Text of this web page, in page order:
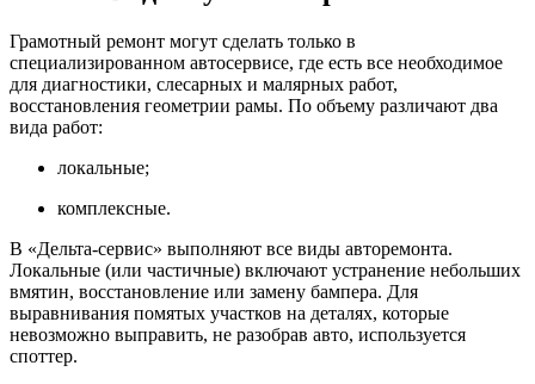
Грамотный ремонт могут сделать только в
специализированном автосервисе, где есть все необходимое
для диагностики, слесарных и малярных работ,
восстановления геометрии рамы. По объему различают два
вида работ:
локальные;
комплексные.
В «Дельта-сервис» выполняют все виды авторемонта.
Локальные (или частичные) включают устранение небольших
вмятин, восстановление или замену бампера. Для
выравнивания помятых участков на деталях, которые
невозможно выправить, не разобрав авто, используется
споттер.